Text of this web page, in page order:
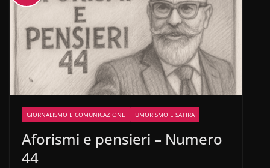
GIORNALISMO E COMUNICAZIONE UMORISMO E SATIRA
Aforismi e pensieri – Numero
44